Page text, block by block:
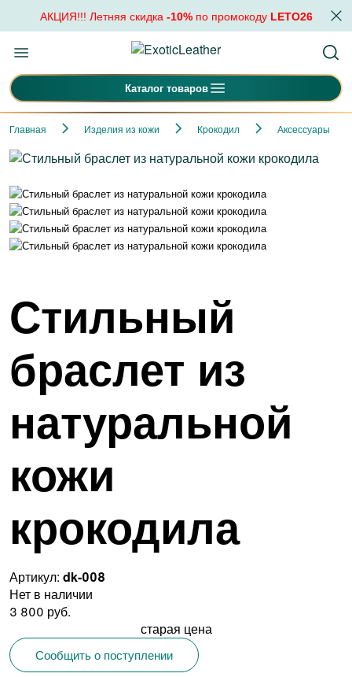
АКЦИЯ!!! Летняя скидка -10%по промокоду LETO26
Каталог товаров
Главная Изделия из кожи Крокодил Аксессуары
Стильный
браслет из
натуральной
кожи
крокодила
Артикул: dk-008
Нет в наличии
3 800 руб.
старая цена
Сообщить о поступлении